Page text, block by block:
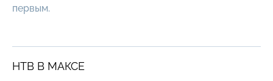
первым.
НТВ В МАКСЕ